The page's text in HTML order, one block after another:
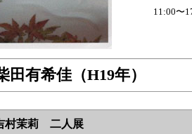
11:00〜
田有希佳（H19年）
村茉莉 二人展